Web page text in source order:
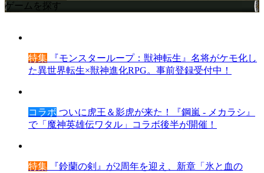
ゲームを探す
特集 『モンスターループ：獣神転生』名将がケモ化し
た異世界転生×獣神進化RPG。事前登録受付中！
コラボ ついに虎王＆影虎が来た！『鋼嵐 - メカラシ』
で「魔神英雄伝ワタル」コラボ後半が開催！
特集 『鈴蘭の剣』が2周年を迎え、新章「氷と血の